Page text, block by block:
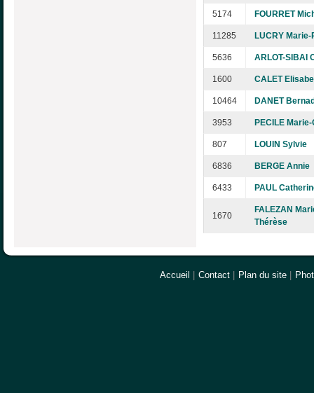
5174 FOURRET
11285 LUCRY Marie-
5636 ARLOT-SIBAI
1600 CALET
10464 DANET
3953 PECILE
807 LOUIN Sylvie
6836 BERGE Annie
6433 PAUL
1670
FALEZAN
Thérèse
Accueil Contact Plan du site